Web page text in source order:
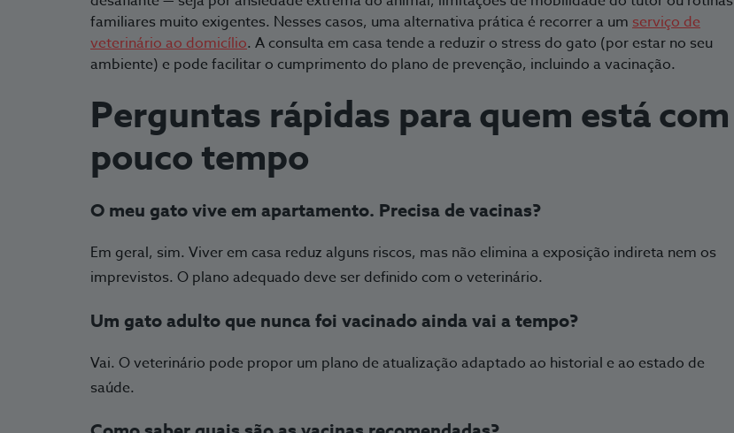
familiares muito exigentes. Nesses casos, uma alternativa prática é recorrer a um serviço de
veterinário ao domicílio. A consulta em casa tende a reduzir o stress do gato (por estar no seu
ambiente) e pode facilitar o cumprimento do plano de prevenção, incluindo a vacinação.
Perguntas rápidas para quem está com
pouco tempo
O meu gato vive em apartamento. Precisa de vacinas?
Em geral, sim. Viver em casa reduz alguns riscos, mas não elimina a exposição indireta nem os
imprevistos. O plano adequado deve ser definido com o veterinário.
Um gato adulto que nunca foi vacinado ainda vai a tempo?
Vai. O veterinário pode propor um plano de atualização adaptado ao historial e ao estado de
saúde.